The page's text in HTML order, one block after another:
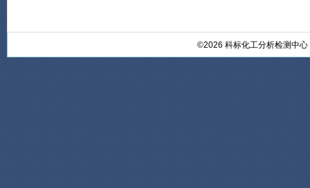
©2026 科标化工分析检测中